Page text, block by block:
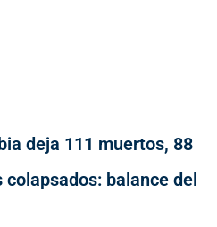
deja 111 muertos, 88
balance del